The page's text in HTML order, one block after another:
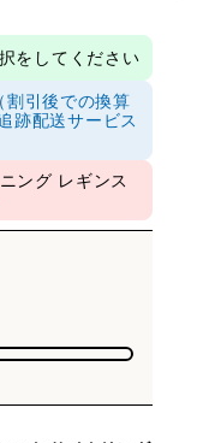
をしてください
引後での換算
跡配送サービス
ング レギンス